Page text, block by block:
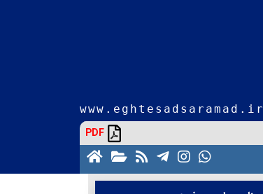
www.eghtesadsaramad.ir
PDF